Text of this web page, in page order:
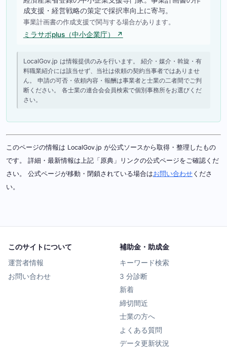
成支援・経営戦略の策定で採択率向上に寄与。
事業計画書の作成支援で関与する場合があります。
ミラサポplus（中小企業庁） ↗
LocalGov.jp は情報提供のみを行います。 紹介・媒介・斡旋・有
料職業紹介には該当せず、当社は依頼の契約当事者ではありませ
ん。 申請の可否・依頼内容・報酬は事業者と士業の二者間でご判
断ください。 各士業の連合会会員検索で個別事務所をお選びくだ
さい。
このページの情報は LocalGov.jp が公式ソースから取得・整理したもの
です。 詳細・最新情報は上記「原典」リンクの公式ページをご確認くだ
さい。 公式ページが移動・閉鎖されている場合はお問い合わせ くださ
い。
このサイトについて
運営者情報
お問い合わせ
補助金・助成金
キーワード検索
3 分診断
新着
締切間近
士業の方へ
よくある質問
データ更新状況